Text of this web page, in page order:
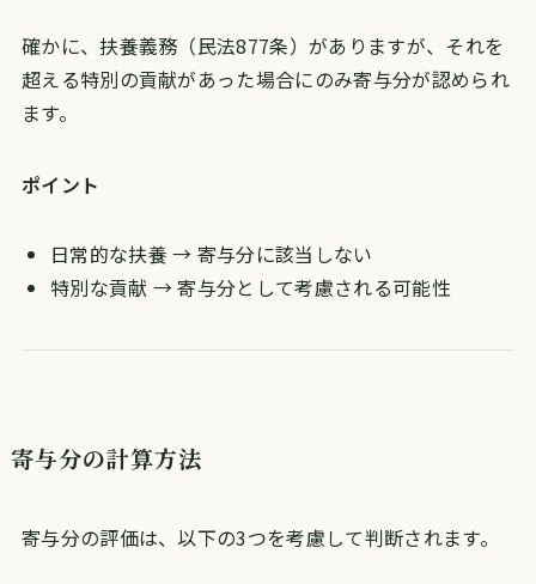
確かに、扶養義務（民法877条）がありますが、それを
超える特別の貢献があった場合にのみ寄与分が認められ
ます。
ポイント
日常的な扶養 → 寄与分に該当しない
特別な貢献 → 寄与分として考慮される可能性
寄与分の計算方法
寄与分の評価は、以下の3つを考慮して判断されます。